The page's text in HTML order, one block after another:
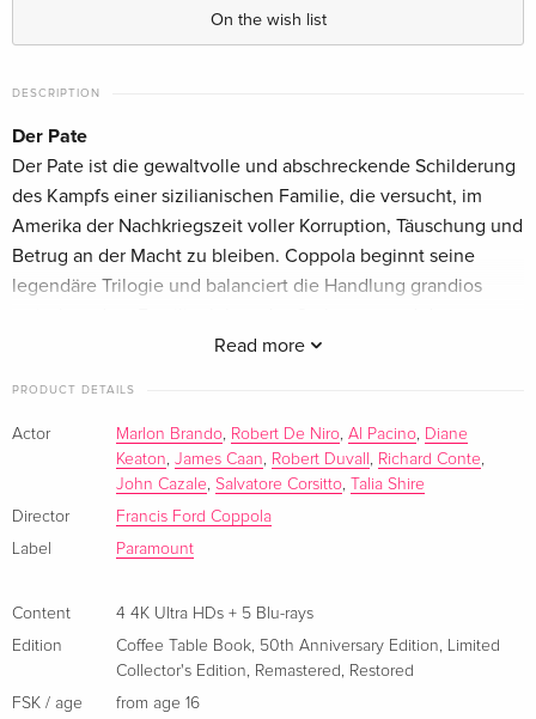
50th Anniversary Edition, 3 4K Ultra HDs + 2
English · US Version
50th Anniversary Edition, Limited Collector's
Edition, 3 4K Ultra HDs + 2 Blu-rays
CHF 217.50
3 4K Ultra HDs + 4 Blu-rays
CHF 98.50
50th Anniversary Edition, 4 4K Ultra HDs + 5
German
Coffee Table Book, 50th Anniversary Edition,
Limited Collector's Edition, Remastered,
(selected)
Sold out
4 4K Ultra HDs + Blu-ray
CHF 65.90
On the wish list
DESCRIPTION
Read more
Der Pate
Der Pate ist die gewaltvolle und abschreckende Schilderung
des Kampfs einer sizilianischen Familie, die versucht, im
Amerika der Nachkriegszeit voller Korruption, Täuschung und
Betrug an der Macht zu bleiben. Coppola beginnt seine
legendäre Trilogie und balanciert die Handlung grandios
schmutzigen Mafiageschäften, in die sie verwickelt sind.
Don Michael führt jetzt die Familiengeschäfte des Mafia-
Clans. Rückblicke erinnern immer wieder an Teil 1 und lassen
eine 70jährige Familienchronik entstehen, die der Corleone-
Dynastie. Don Michael leitet das Verbrecherimperium noch
rücksichtsloser und härter als sein Vater, doch auch bei ihm
Der Pate: Epilog
Im letzten Teil der epischen Corleone-Trilogie verkörpert Al
Pacino erneut die Rolle des mächtigen Clanführers Michael
PRODUCT DETAILS
Actor Marlon Brando Robert De Niro Al Pacino
Diane
Keaton James Caan Robert Duvall Richard Conte
John Cazale Salvatore Corsitto Talia Shire
Director
Francis Ford Coppola
Label
Paramount
Content
4 4K Ultra HDs + 5 Blu-rays
Edition
Coffee Table Book 50th Anniversary Edition
Limited
Collector's Edition
Remastered
Restored
FSK / age
from age 16